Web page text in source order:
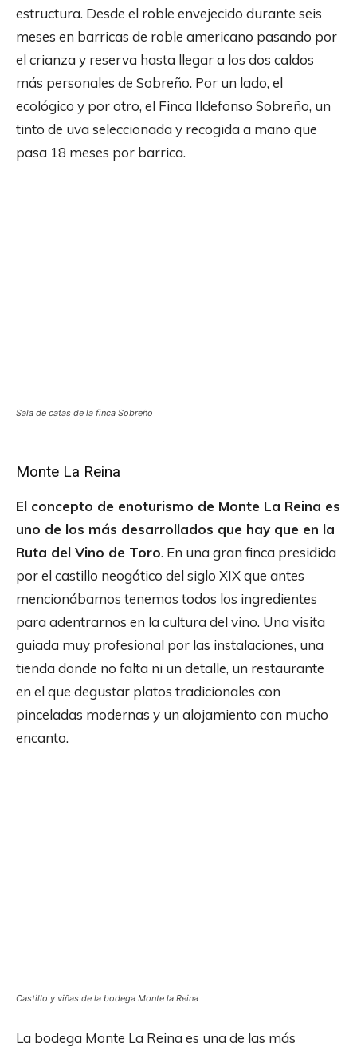
estructura. Desde el roble envejecido durante seis
meses en barricas de roble americano pasando por
el crianza y reserva hasta llegar a los dos caldos
más personales de Sobreño. Por un lado, el
ecológico y por otro, el Finca Ildefonso Sobreño, un
tinto de uva seleccionada y recogida a mano que
pasa 18 meses por barrica.
Sala de catas de la finca Sobreño
Monte La Reina
El concepto de enoturismo de Monte La Reina es
uno de los más desarrollados que hay que en la
Ruta del Vino de Toro. En una gran finca presidida
por el castillo neogótico del siglo XIX que antes
mencionábamos tenemos todos los ingredientes
para adentrarnos en la cultura del vino. Una visita
guiada muy profesional por las instalaciones, una
tienda donde no falta ni un detalle, un restaurante
en el que degustar platos tradicionales con
pinceladas modernas y un alojamiento con mucho
encanto.
Castillo y viñas de la bodega Monte la Reina
La bodega Monte La Reina es una de las más